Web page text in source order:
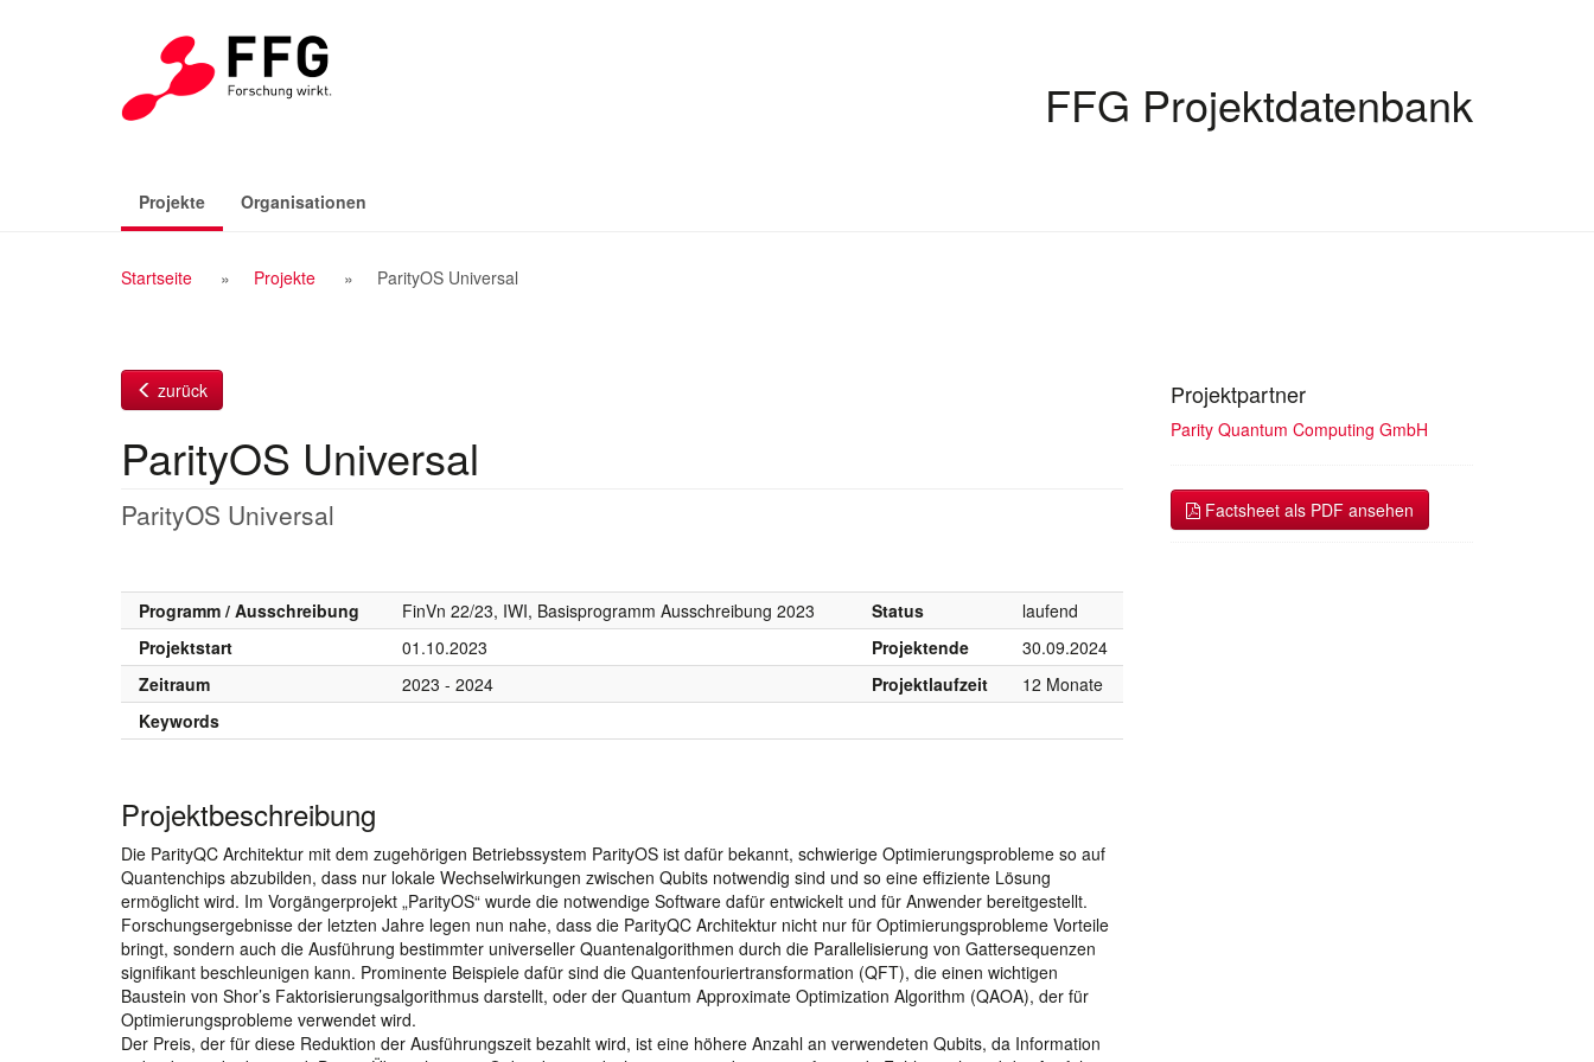
FFG Projektdatenbank
Projekte(aktiv)Organisationen
Breadcrumb
Startseite Projekte ParityOS Universal
zurück
ParityOS Universal
ParityOS Universal
Programm / Ausschreibung FinVn 22/23, IWI, Basisprogramm Ausschreibung 2023 Status
laufend
Projektstart
01.10.2023 Projektende
30.09.2024
Zeitraum
2023 - 2024 Projektlaufzeit
12 Monate
Keywords
Projektbeschreibung
Die ParityQC Architektur mit dem zugehörigen Betriebssystem ParityOS ist dafür bekannt, schwierige Optimierungsprobleme so auf
Quantenchips abzubilden, dass nur lokale Wechselwirkungen zwischen Qubits notwendig sind und so eine effiziente Lösung
ermöglicht wird. Im Vorgängerprojekt „ParityOS“ wurde die notwendige Software dafür entwickelt und für Anwender bereitgestellt.
Forschungsergebnisse der letzten Jahre legen nun nahe, dass die ParityQC Architektur nicht nur für Optimierungsprobleme Vorteile
bringt, sondern auch die Ausführung bestimmter universeller Quantenalgorithmen durch die Parallelisierung von Gattersequenzen
signifikant beschleunigen kann. Prominente Beispiele dafür sind die Quantenfouriertransformation (QFT), die einen wichtigen
Baustein von Shor’s Faktorisierungsalgorithmus darstellt, oder der Quantum Approximate Optimization Algorithm (QAOA), der für
Optimierungsprobleme verwendet wird.
Der Preis, der für diese Reduktion der Ausführungszeit bezahlt wird, ist eine höhere Anzahl an verwendeten Qubits, da Information
Projektpartner
Parity Quantum Computing GmbH
Factsheet als PDF ansehen